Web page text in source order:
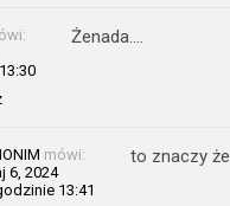
Żenada….
mówi:
6, 2024
13:41
to znaczy